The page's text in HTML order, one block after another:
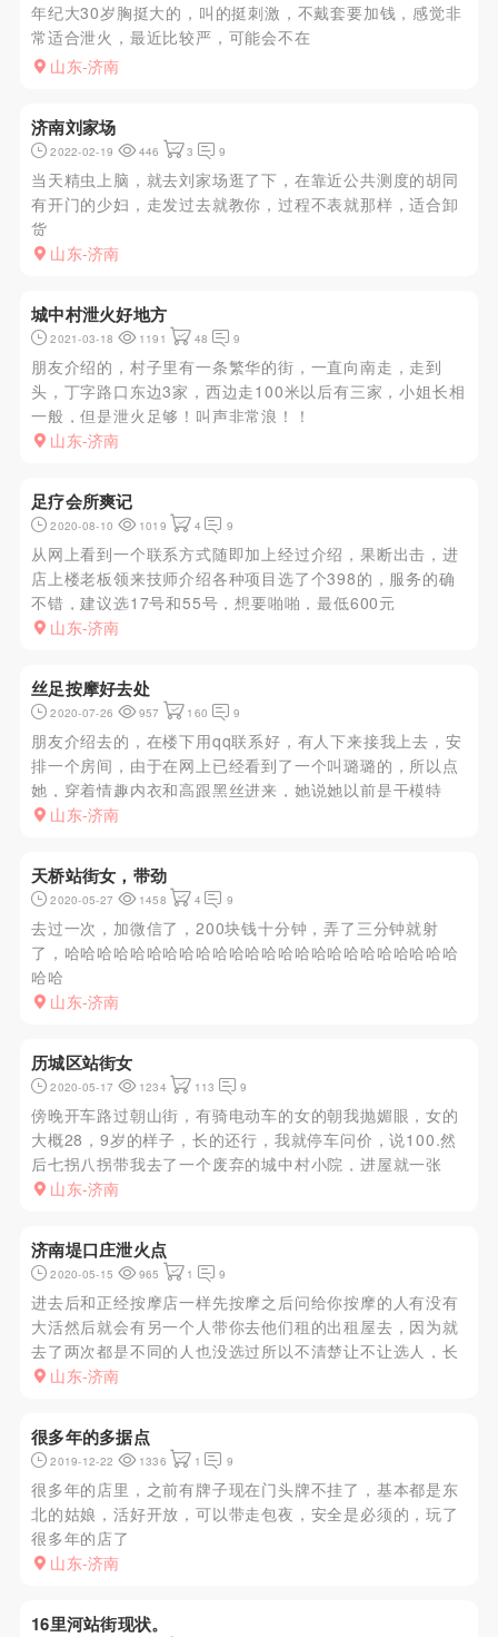
年纪大30岁胸挺大的，叫的挺刺激，不戴套要加钱，感觉非
常适合泄火，最近比较严，可能会不在
山东-济南
济南刘家场
2022-02-19 446 3 9
当天精虫上脑，就去刘家场逛了下，在靠近公共测度的胡同
有开门的少妇，走发过去就教你，过程不表就那样，适合卸
货
山东-济南
城中村泄火好地方
2021-03-18 1191 48 9
朋友介绍的，村子里有一条繁华的街，一直向南走，走到
头，丁字路口东边3家，西边走100米以后有三家，小姐长相
一般，但是泄火足够！叫声非常浪！！
山东-济南
足疗会所爽记
2020-08-10 1019 4 9
从网上看到一个联系方式随即加上经过介绍，果断出击，进
店上楼老板领来技师介绍各种项目选了个398的，服务的确
不错，建议选17号和55号，想要啪啪，最低600元
山东-济南
丝足按摩好去处
2020-07-26 957 160 9
朋友介绍去的，在楼下用qq联系好，有人下来接我上去，安
排一个房间，由于在网上已经看到了一个叫璐璐的，所以点
她，穿着情趣内衣和高跟黑丝进来，她说她以前是干模特
的，我做了一个498的，带kouhuo，
山东-济南
天桥站街女，带劲
2020-05-27 1458 4 9
去过一次，加微信了，200块钱十分钟，弄了三分钟就射
了，哈哈哈哈哈哈哈哈哈哈哈哈哈哈哈哈哈哈哈哈哈哈哈哈
哈哈
山东-济南
历城区站街女
2020-05-17 1234 113 9
傍晚开车路过朝山街，有骑电动车的女的朝我抛媚眼，女的
大概28，9岁的样子，长的还行，我就停车问价，说100.然
后七拐八拐带我去了一个废弃的城中村小院，进屋就一张
床，简陋的不行，女的态度很好，和我商量是做100,的？
kouhuo，k...
山东-济南
济南堤口庄泄火点
2020-05-15 965 1 9
进去后和正经按摩店一样先按摩之后问给你按摩的人有没有
大活然后就会有另一个人带你去他们租的出租屋去，因为就
去了两次都是不同的人也没选过所以不清楚让不让选人，长
相一般胸不大是在没地方去了也可以凑合来一炮
山东-济南
很多年的多据点
2019-12-22 1336 1 9
很多年的店里，之前有牌子现在门头牌不挂了，基本都是东
北的姑娘，活好开放，可以带走包夜，安全是必须的，玩了
很多年的店了
山东-济南
16里河站街现状。